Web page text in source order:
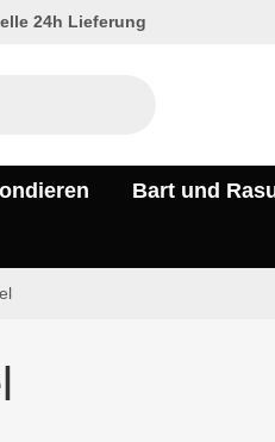
24h Lieferung
Bart und